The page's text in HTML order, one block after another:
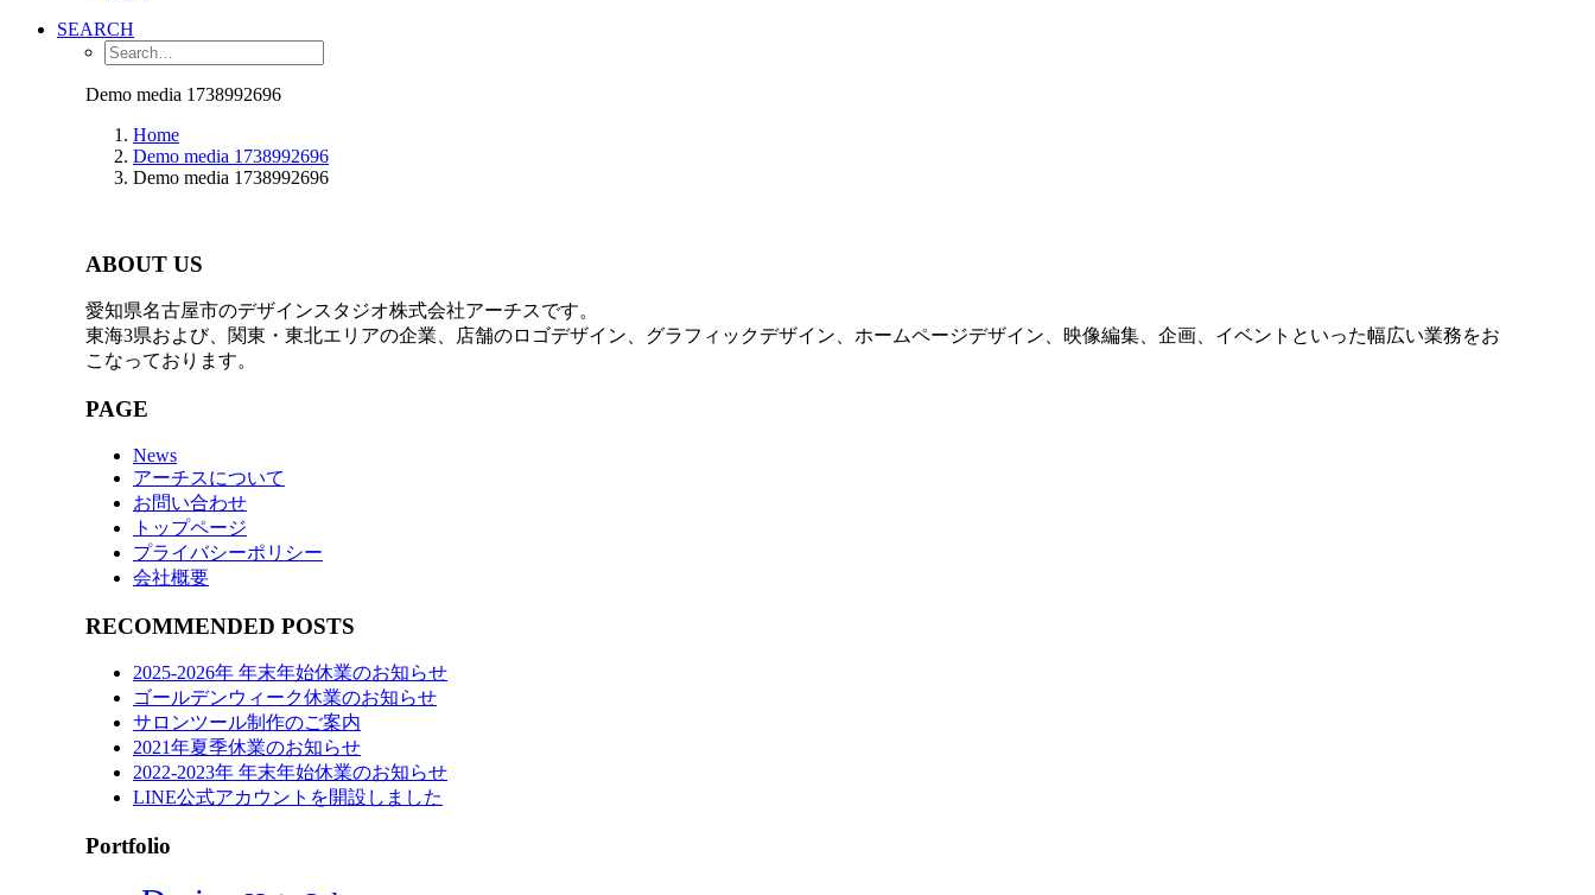
SEARCH
Demo media 1738992696
Home
Demo media 1738992696
Demo media 1738992696
ABOUT US
愛知県名古屋市のデザインスタジオ株式会社アーチスです。
東海3県および、関東・東北エリアの企業、店舗のロゴデザイン、グラフィックデザイン、ホームページデザイン、映像編集、企画、イベントといった幅広い業務をお
こなっております。
PAGE
News
アーチスについて
お問い合わせ
トップページ
プライバシーポリシー
会社概要
RECOMMENDED POSTS
2025-2026年 年末年始休業のお知らせ
ゴールデンウィーク休業のお知らせ
サロンツール制作のご案内
2021年夏季休業のお知らせ
2022-2023年 年末年始休業のお知らせ
LINE公式アカウントを開設しました
Portfolio